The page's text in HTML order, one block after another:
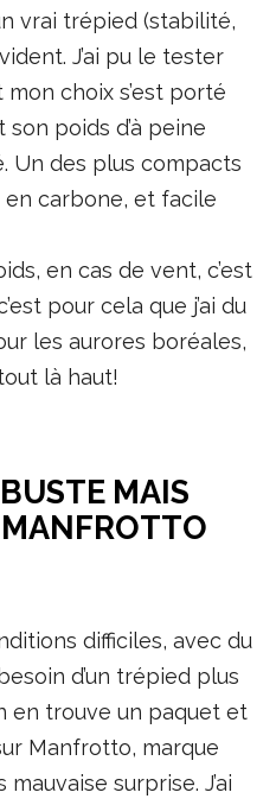
vrai trépied (stabilité,
J’ai pu le tester
choix s’est porté
son poids d’à peine
Un des plus compacts
en carbone, et facile
en cas de vent, c’est
pour cela que j’ai du
les aurores boréales,
là haut!
MAIS
difficiles, avec du
d’un trépied plus
en trouve un paquet et
Manfrotto, marque
surprise. J’ai